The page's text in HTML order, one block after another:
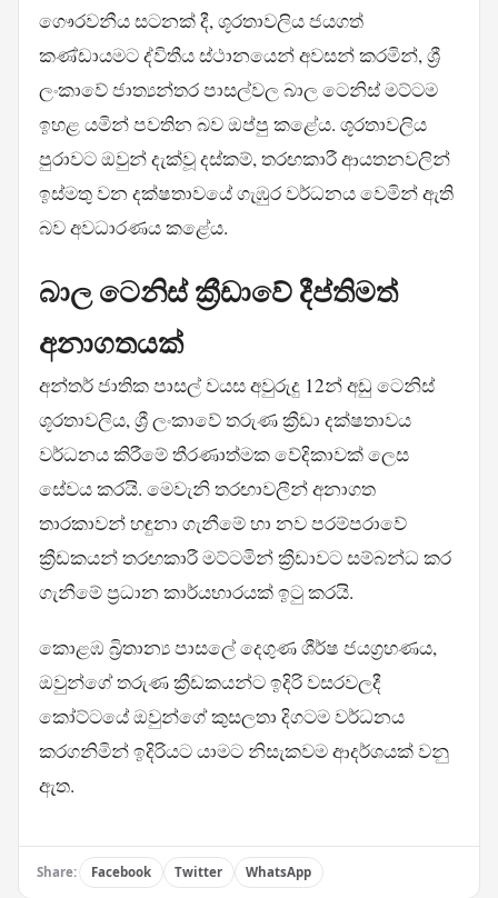
ගෞරවනීය සටනක් දී, ශූරතාවලිය ජයගත්
කණ්ඩායමට ද්විතීය ස්ථානයෙන් අවසන් කරමින්, ශ්‍රී
ලංකාවේ ජාත්‍යන්තර පාසල්වල බාල ටෙනිස් මට්ටම
ඉහළ යමින් පවතින බව ඔප්පු කළේය. ශූරතාවලිය
පුරාවට ඔවුන් දැක්වූ දස්කම්, තරඟකාරී ආයතනවලින්
ඉස්මතු වන දක්ෂතාවයේ ගැඹුර වර්ධනය වෙමින් ඇති
බව අවධාරණය කළේය.
බාල ටෙනිස් ක්‍රීඩාවේ දීප්තිමත්
අනාගතයක්
අන්තර් ජාතික පාසල් වයස අවුරුදු 12න් අඩු ටෙනිස්
ශූරතාවලිය, ශ්‍රී ලංකාවේ තරුණ ක්‍රීඩා දක්ෂතාවය
වර්ධනය කිරීමේ තීරණාත්මක වේදිකාවක් ලෙස
සේවය කරයි. මෙවැනි තරඟාවලීන් අනාගත
තාරකාවන් හඳුනා ගැනීමේ හා නව පරම්පරාවේ
ක්‍රීඩකයන් තරඟකාරී මට්ටමින් ක්‍රීඩාවට සම්බන්ධ කර
ගැනීමේ ප්‍රධාන කාර්යභාරයක් ඉටු කරයි.
කොළඹ බ්‍රිතාන්‍ය පාසලේ දෙගුණ ශීර්ෂ ජයග්‍රහණය,
ඔවුන්ගේ තරුණ ක්‍රීඩකයන්ට ඉදිරි වසරවලදී
කෝට්ටයේ ඔවුන්ගේ කුසලතා දිගටම වර්ධනය
කරගනිමින් ඉදිරියට යාමට නිසැකවම ආදර්ශයක් වනු
ඇත.
Share: Facebook Twitter WhatsApp